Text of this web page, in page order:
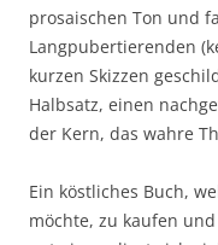
prosaischen Ton und
Langpubertierenden
kurzen Skizzen
Halbsatz, einen
der Kern, das wahre
Ein köstliches Buch,
möchte, zu kaufen